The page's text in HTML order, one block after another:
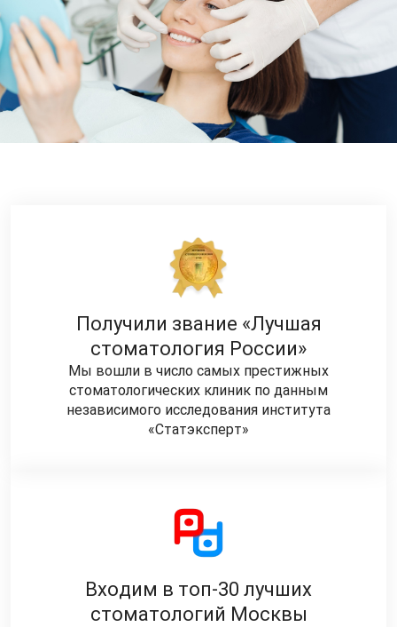
зубов и дёсен гораздо проще!
Получили звание «Лучшая
стоматология России»
Мы вошли в число самых престижных
стоматологических клиник по данным
независимого исследования института
«Статэксперт»
Входим в топ-30 лучших
стоматологий Москвы